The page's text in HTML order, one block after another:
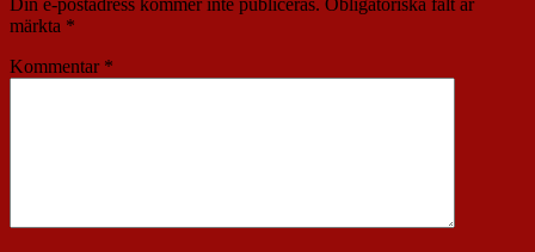
Din e-postadress kommer inte publiceras. Obligatoriska fält är
märkta *
Kommentar *